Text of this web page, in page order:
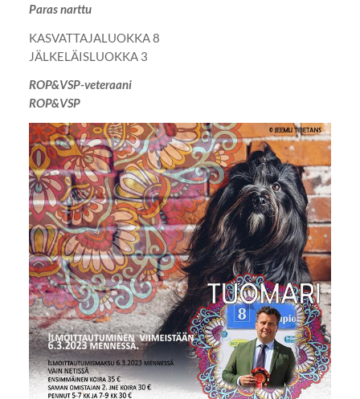
Paras narttu
KASVATTAJALUOKKA 8
JÄLKELÄISLUOKKA 3
ROP&VSP-veteraani
ROP&VSP